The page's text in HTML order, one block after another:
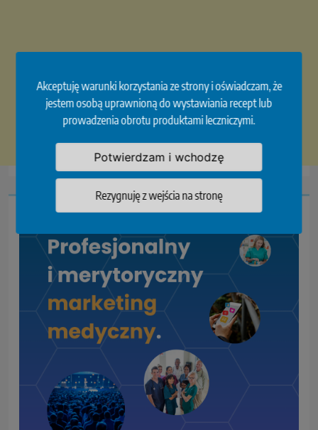
Akceptuję warunki korzystania ze strony i oświadczam, że
jestem osobą uprawnioną do wystawiania recept lub
prowadzenia obrotu produktami leczniczymi.
Potwierdzam i wchodzę
Rezygnuję z wejścia na stronę